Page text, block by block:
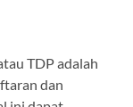
TDP adalah
dan